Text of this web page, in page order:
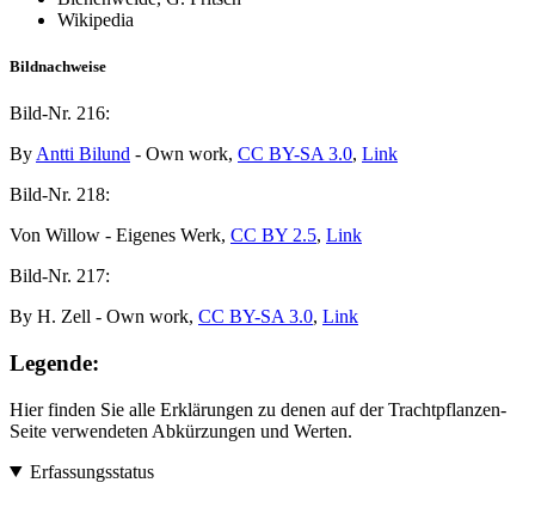
Wikipedia
Bildnachweise
Bild-Nr. 216:
By Antti Bilund - Own work, CC BY-SA 3.0, Link
Bild-Nr. 218:
Von Willow - Eigenes Werk, CC BY 2.5, Link
Bild-Nr. 217:
By H. Zell - Own work, CC BY-SA 3.0, Link
Legende:
Hier finden Sie alle Erklärungen zu denen auf der Trachtpflanzen-
Seite verwendeten Abkürzungen und Werten.
Erfassungsstatus